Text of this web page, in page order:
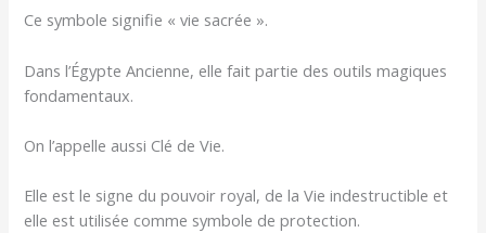
Ce symbole signifie « vie sacrée ».
Dans l’Égypte Ancienne, elle fait partie des outils magiques
fondamentaux.
On l’appelle aussi Clé de Vie.
Elle est le signe du pouvoir royal, de la Vie indestructible et
elle est utilisée comme symbole de protection.